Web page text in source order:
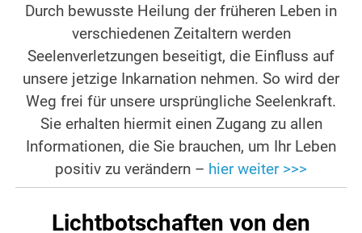
Durch bewusste Heilung der früheren Leben in
verschiedenen Zeitaltern werden
Seelenverletzungen beseitigt, die Einfluss auf
unsere jetzige Inkarnation nehmen. So wird der
Weg frei für unsere ursprüngliche Seelenkraft.
Sie erhalten hiermit einen Zugang zu allen
Informationen, die Sie brauchen, um Ihr Leben
positiv zu verändern – hier weiter >>>
Lichtbotschaften von den